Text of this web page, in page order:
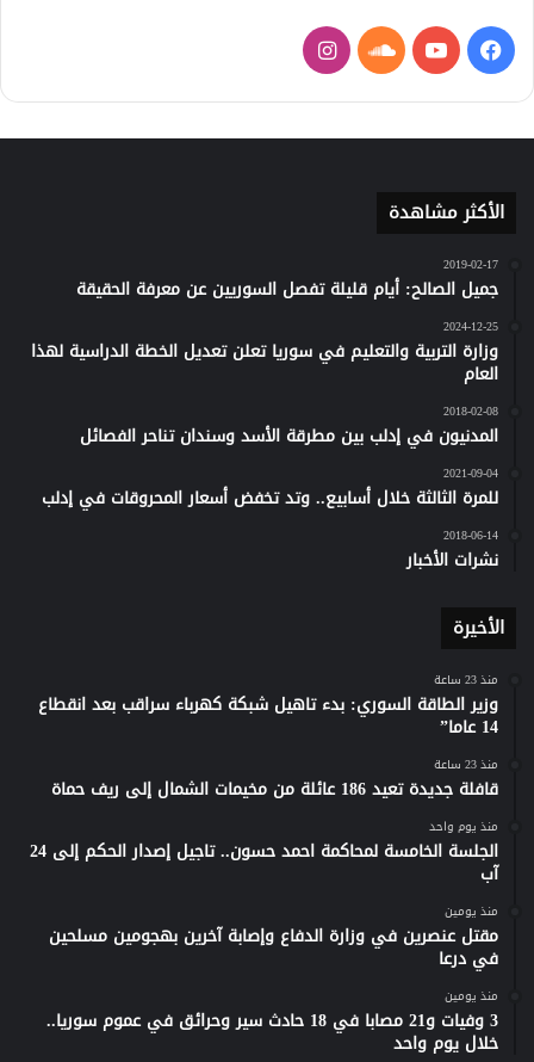
فيسبوكيوتيوبساوند
كلاود
انستقرام
الأكثر مشاهدة
2019-02-17
جميل الصالح: أيام قليلة تفصل السوريين عن معرفة الحقيقة
2024-12-25
وزارة التربية والتعليم في سوريا تعلن تعديل الخطة الدراسية لهذا
العام
2018-02-08
المدنيون في إدلب بين مطرقة الأسد وسندان تناحر الفصائل
2021-09-04
للمرة الثالثة خلال أسابيع.. وتد تخفض أسعار المحروقات في إدلب
2018-06-14
نشرات الأخبار
الأخيرة
منذ 23 ساعة
وزير الطاقة السوري: بدء تاهيل شبكة كهرباء سراقب بعد انقطاع
14 عاما”
منذ 23 ساعة
قافلة جديدة تعيد 186 عائلة من مخيمات الشمال إلى ريف حماة
منذ يوم واحد
الجلسة الخامسة لمحاكمة احمد حسون.. تاجيل إصدار الحكم إلى 24
آب
منذ يومين
مقتل عنصرين في وزارة الدفاع وإصابة آخرين بهجومين مسلحين
في درعا
منذ يومين
3 وفيات و21 مصابا في 18 حادث سير وحرائق في عموم سوريا..
خلال يوم واحد